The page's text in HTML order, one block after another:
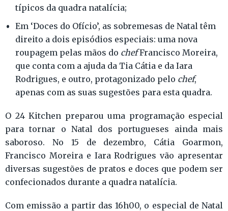
típicos da quadra natalícia;
Em ‘Doces do Ofício’, as sobremesas de Natal têm
direito a dois episódios especiais: uma nova
roupagem pelas mãos do chefFrancisco Moreira,
que conta com a ajuda da Tia Cátia e da Iara
Rodrigues, e outro, protagonizado pelo chef,
apenas com as suas sugestões para esta quadra.
O 24 Kitchen preparou uma programação especial
para tornar o Natal dos portugueses ainda mais
saboroso. No 15 de dezembro, Cátia Goarmon,
Francisco Moreira e Iara Rodrigues vão apresentar
diversas sugestões de pratos e doces que podem ser
confecionados durante a quadra natalícia.
Com emissão a partir das 16h00, o especial de Natal